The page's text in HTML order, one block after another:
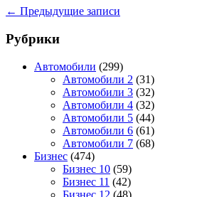
← Предыдущие записи
Рубрики
Автомобили (299)
Автомобили 2 (31)
Автомобили 3 (32)
Автомобили 4 (32)
Автомобили 5 (44)
Автомобили 6 (61)
Автомобили 7 (68)
Бизнес (474)
Бизнес 10 (59)
Бизнес 11 (42)
Бизнес 12 (48)